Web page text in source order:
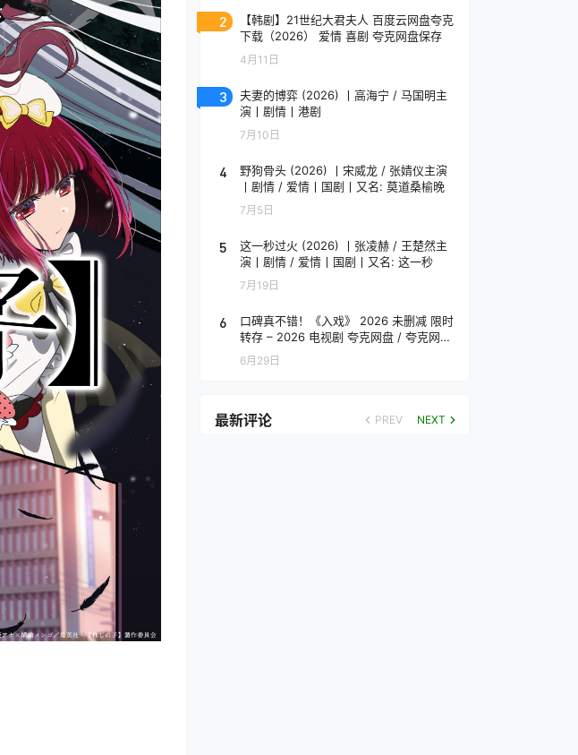
2
【韩剧】21世纪大君夫人 百度云网盘夸克
下载（2026） 爱情 喜剧 夸克网盘保存
4月11日
3
夫妻的博弈 (2026) 丨高海宁 / 马国明主
演丨剧情丨港剧
7月10日
4
野狗骨头 (2026) 丨宋威龙 / 张婧仪主演
丨剧情 / 爱情丨国剧丨又名: 莫道桑榆晚
7月5日
5
这一秒过火 (2026) 丨张凌赫 / 王楚然主
演丨剧情 / 爱情丨国剧丨又名: 这一秒
7月19日
6
口碑真不错！《入戏》 2026 未删减 限时
转存 – 2026 电视剧 夸克网盘 / 夸克网盘
高清转存
6月29日
最新评论 PREV NEXT